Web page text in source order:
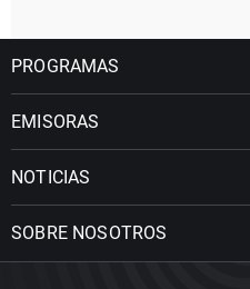
PROGRAMAS
EMISORAS
NOTICIAS
SOBRE NOSOTROS